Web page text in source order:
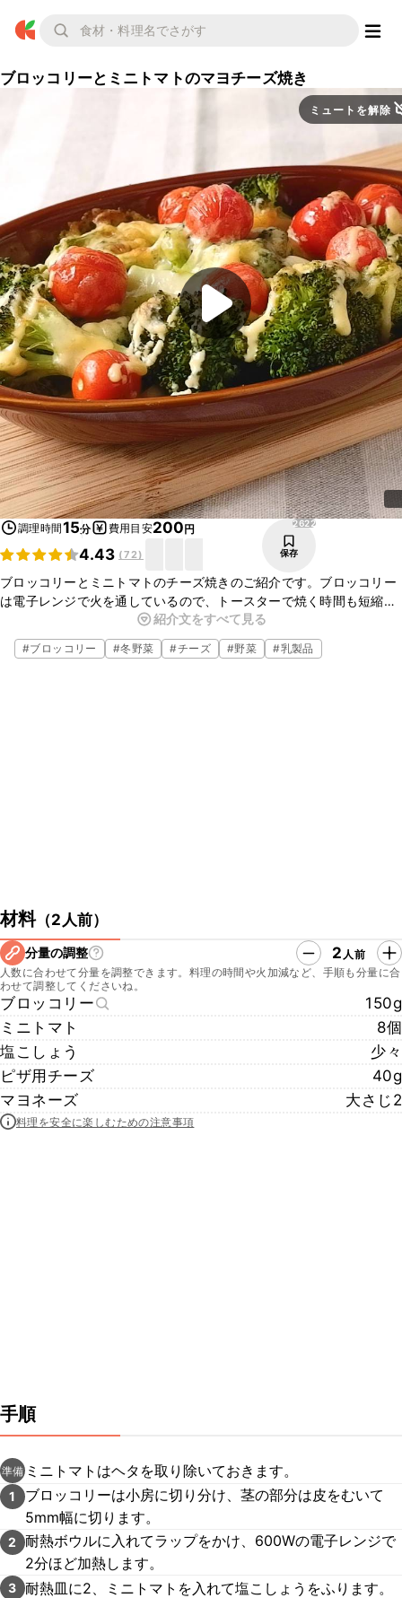
ブロッコリーとミニトマトのマヨチーズ焼き
ミュートを解除
調理時間15分 費用目安200円
4.43 (72)
2622
保存
ブロッコリーとミニトマトのチーズ焼きのご紹介です。ブロッコリー
は電子レンジで火を通しているので、トースターで焼く時間も短縮で
きます。ミニトマトの酸味も加わりとてもおいしいですよ。ぜひお試
しください。
紹介文をすべて見る
#ブロッコリー #冬野菜 #チーズ #野菜 #乳製品
材料（2人前）
分量の調整 2 人前
人数に合わせて分量を調整できます。料理の時間や火加減など、手順も分量に合
わせて調整してくださいね。
ブロッコリー
150g
ミニトマト
8個
塩こしょう
少々
ピザ用チーズ
40g
マヨネーズ
大さじ2
料理を安全に楽しむための注意事項
手順
準備 ミニトマトはヘタを取り除いておきます。
1
ブロッコリーは小房に切り分け、茎の部分は皮をむいて
5mm幅に切ります。
2
耐熱ボウルに入れてラップをかけ、600Wの電子レンジで
2分ほど加熱します。
3 耐熱皿に2、ミニトマトを入れて塩こしょうをふります。